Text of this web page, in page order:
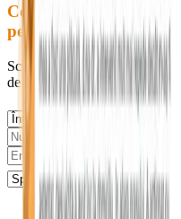
Contactează-ne
pentru programări
Scrie-ne pentru programări,
de serviciile noastre.